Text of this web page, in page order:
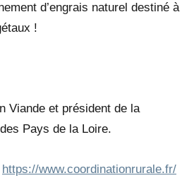
d’engrais naturel destiné à
!
Viande et président de la
Pays de la Loire.
https://www.coordinationrurale.fr/